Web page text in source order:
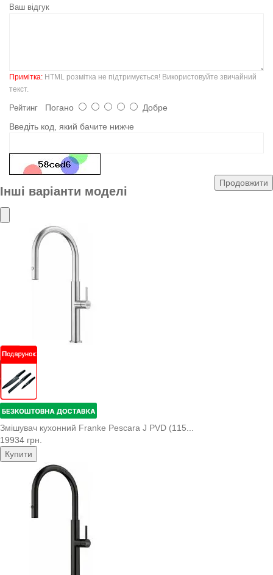
Ваш відгук
Примітка: HTML розмітка не підтримується! Використовуйте звичайний
текст.
Рейтинг Погано
Добре
Введіть код, який бачите нижче
Продовжити
Інші варіанти моделі
Змішувач кухонний Franke Pescara J PVD (115...
19934 грн.
Купити